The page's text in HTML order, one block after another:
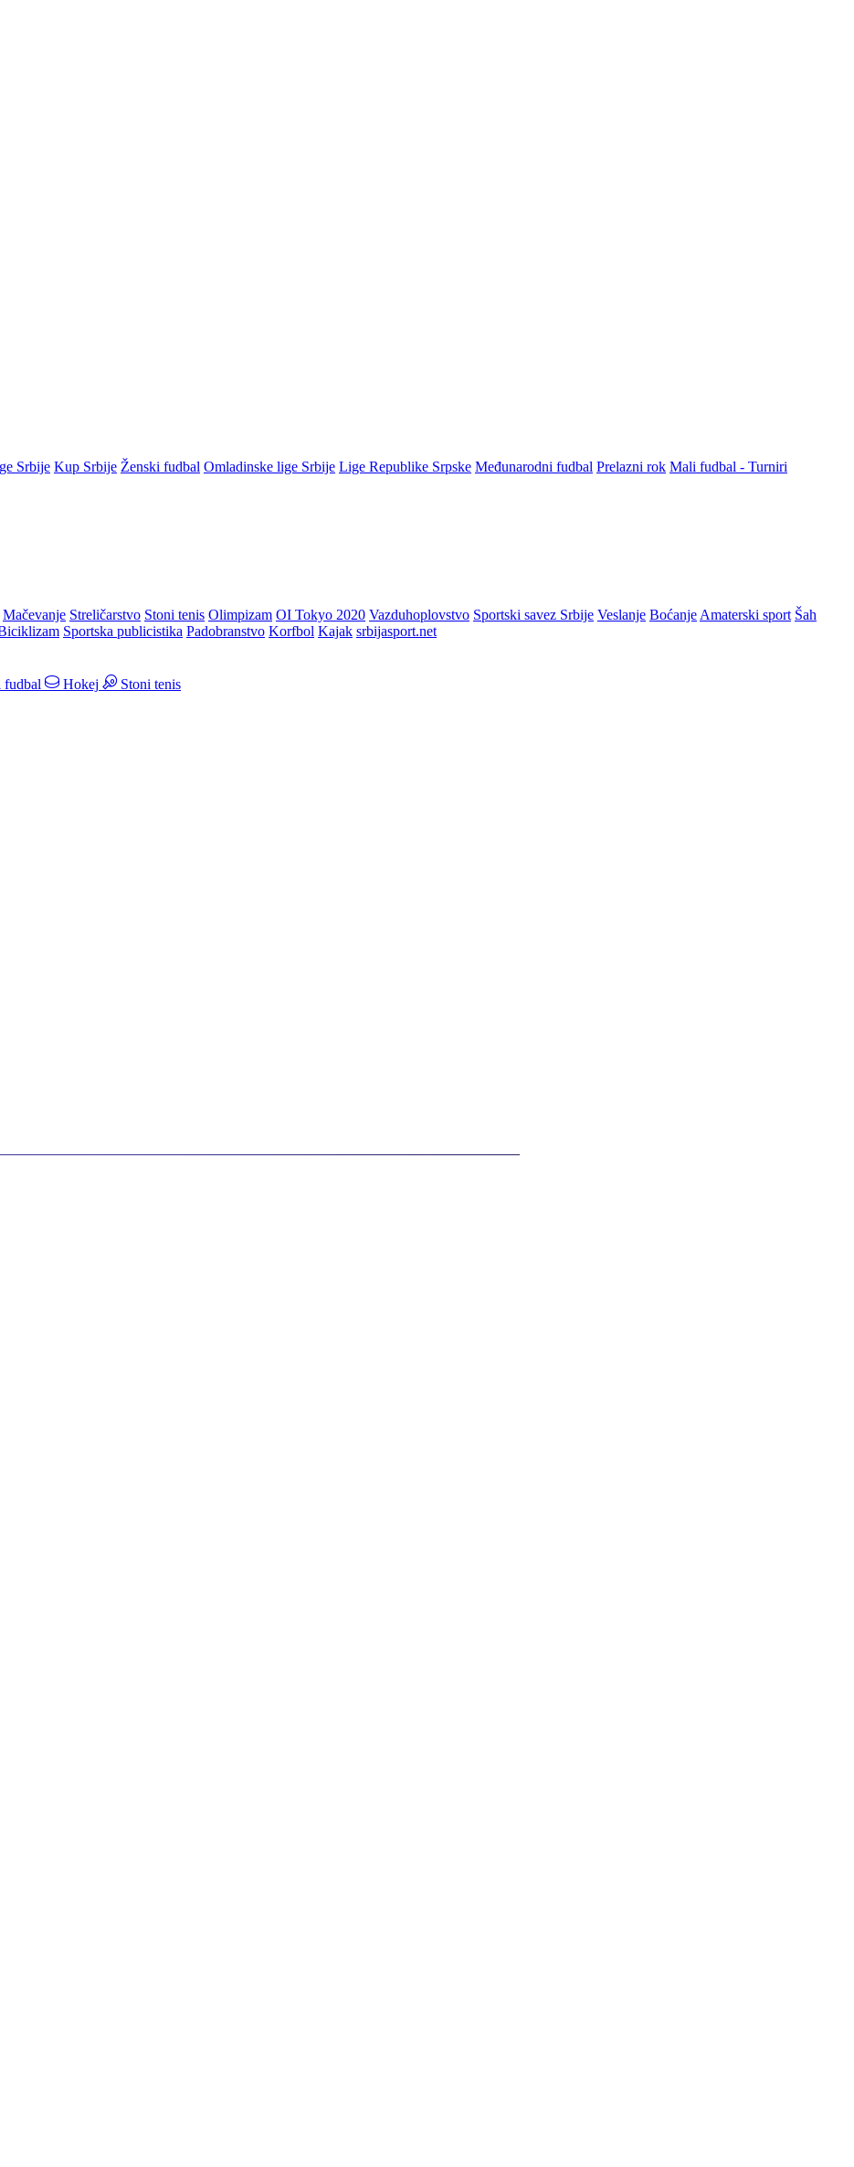
Srbije Kup Srbije Ženski fudbal Omladinske lige Srbije Lige Republike Srpske Međunarodni fudbal Prelazni rok Mali fudbal - Turniri
Mačevanje Streličarstvo Stoni tenis Olimpizam OI Tokyo 2020 Vazduhoplovstvo Sportski savez Srbije Veslanje Boćanje Amaterski sport Šah
Sportska publicistika Padobranstvo Korfbol Kajak srbijasport.net
fudbal Hokej
Stoni tenis